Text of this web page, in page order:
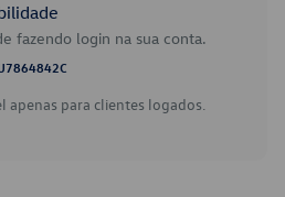
fazendo login na sua conta.
apenas para clientes logados.